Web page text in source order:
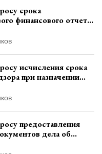
срока
финансового отчета
с
исчисления срока
при назначении
отличного от
предоставления
дела об
для